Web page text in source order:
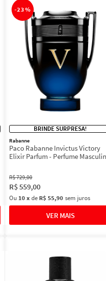
-23%
BRINDE SURPRESA!
Rabanne
Paco Rabanne Invictus Victory
Elixir Parfum - Perfume
R$729,00
R$559,00
Ou 10xde R$ 55,90 sem juros